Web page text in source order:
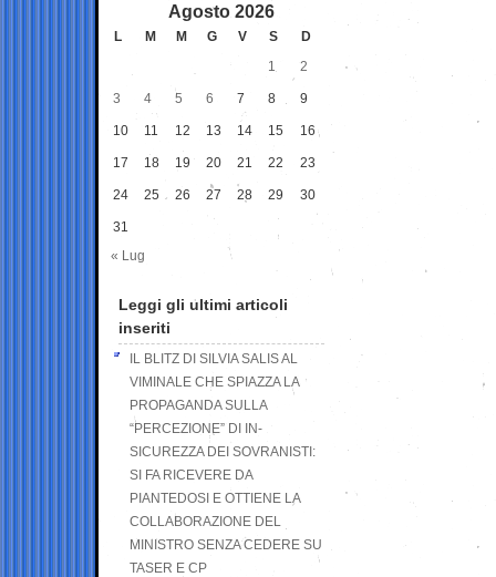
Agosto 2026
L M M G V S
D
1
2
3 4 5 6 7 8 9
10 11 12 13 14 15 16
17 18 19 20 21 22 23
24 25 26 27 28 29 30
31
« Lug
Leggi gli ultimi articoli
inseriti
IL BLITZ DI SILVIA SALIS AL
VIMINALE CHE SPIAZZA LA
PROPAGANDA SULLA
“PERCEZIONE” DI IN-
SICUREZZA DEI SOVRANISTI:
SI FA RICEVERE DA
PIANTEDOSI E OTTIENE LA
COLLABORAZIONE DEL
MINISTRO SENZA CEDERE SU
TASER E CP